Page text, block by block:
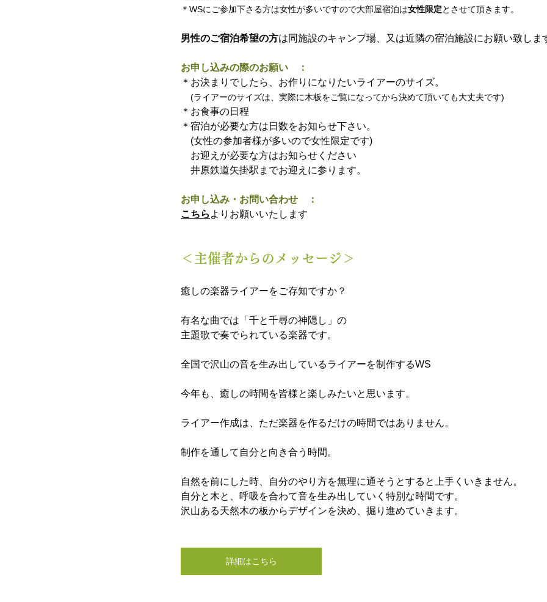
＊WSにご参加下さる方は女性が多いですので大部屋宿泊は女性限定とさせて頂きます。
男性のご宿泊希望の方は同施設のキャンプ場、又は近隣の宿泊施設にお願い致しま
お申し込みの際のお願い　：
＊お決まりでしたら、お作りになりたいライアーのサイズ。
(ライアーのサイズは、実際に木板をご覧になってから決めて頂いても大丈夫です)
＊お食事の日程
＊宿泊が必要な方は日数をお知らせ下さい。
(女性の参加者様が多いので女性限定です)
お迎えが必要な方はお知らせください
井原鉄道矢掛駅までお迎えに参ります。
お申し込み・お問い合わせ　：
こちら よりお願いいたします
＜主催者からのメッセージ＞
癒しの楽器ライアーをご存知ですか？
有名な曲では「千と千尋の神隠し」の
主題歌で奏でられている楽器です。
全国で沢山の音を生み出しているライアーを制作するWS
今年も、癒しの時間を皆様と楽しみたいと思います。
ライアー作成は、ただ楽器を作るだけの時間ではありません。
制作を通して自分と向き合う時間。
自然を前にした時、自分のやり方を無理に通そうとすると上手くいきません。
自分と木と、呼吸を合わて音を生み出していく特別な時間です。
沢山ある天然木の板からデザインを決め、掘り進めていきます。
詳細はこちら